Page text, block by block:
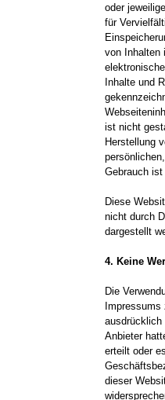
oder
für
von Inhalten
Inhalte und
ist nicht
Herstellung
Gebrauch ist
Diese
nicht durch
dargestellt
4. Keine
Die
Anbieter
erteilt oder
dieser